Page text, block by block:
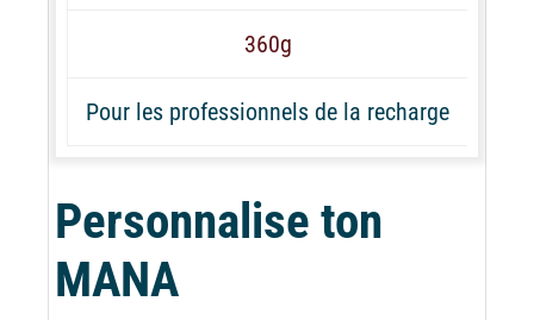
360g
Pour les professionnels de la recharge
Personnalise ton
MANA